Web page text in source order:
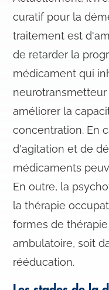
curatif pour la
traitement est
de retarder la
médicament qui
améliorer la
concentration. En
d'agitation et de
médicaments
En outre, la
la thérapie
formes de
ambulatoire, soit
rééducation.